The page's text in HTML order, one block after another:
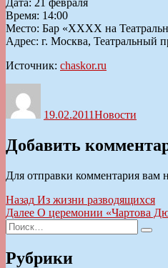
Время: 14:00
Место: Бар «XXXX на
Адрес: г. Москва, Театральный
Источник: chaskor.ru
19.02.2011Новости
Добавить
Для отправки комментария вам
Навигация
по
записям
Назад Предыдущая
запись:
Из жизни разводящихся
Далее Следующая
О церемонии «Чартова
Искать:
Поиск
Рубрики